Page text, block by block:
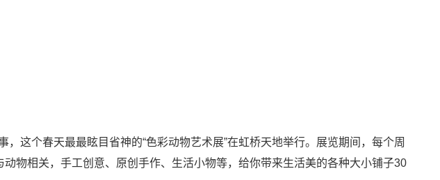
个春天最最眩目省神的“色彩动物艺术展”在虹桥天地举行。展览期间，每个周
物相关，手工创意、原创手作、生活小物等，给你带来生活美的各种大小铺子30